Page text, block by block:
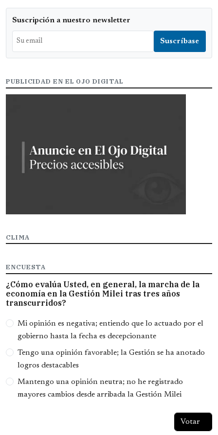
Suscripción a nuestro newsletter
PUBLICIDAD EN EL OJO DIGITAL
CLIMA
ENCUESTA
¿Cómo evalúa Usted, en general, la marcha de la
economía en la Gestión Milei tras tres años
transcurridos?
Opciones
Mi opinión es negativa; entiendo que lo actuado por el
gobierno hasta la fecha es decepcionante
Tengo una opinión favorable; la Gestión se ha anotado
logros destacables
Mantengo una opinión neutra; no he registrado
mayores cambios desde arribada la Gestión Milei